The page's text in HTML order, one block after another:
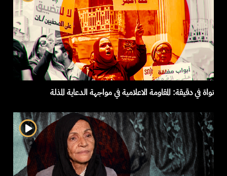
نواة في دقيقة: المقاومة الاعلامية في مواجهة الدعاية المذلة